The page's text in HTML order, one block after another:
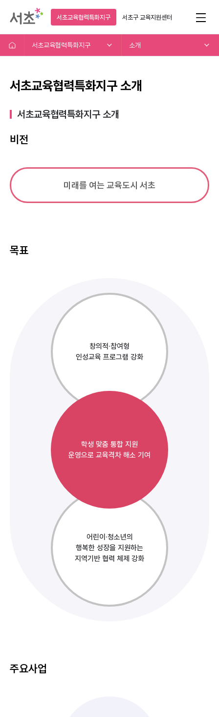
서초교육협력특화지구 서초구교육지원센터
서초교육협력특화지구 소개
서초교육협력특화지구 소개
서초교육협력특화지구 소개​
비전
미래를 여는 교육도시 서초
목표
창의적·참여형
인성교육 프로그램 강화
학생 맞춤 통합 지원
운영으로 교육격차 해소 기여
어린이·청소년의
행복한 성장을 지원하는
지역기반 협력 체제 강화
주요사업